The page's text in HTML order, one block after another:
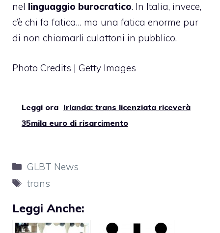
nel linguaggio burocratico. In Italia, invece,
c’è chi fa fatica… ma una fatica enorme pur
di non chiamarli culattoni in pubblico.
Photo Credits | Getty Images
Leggi ora Irlanda: trans licenziata riceverà
35mila euro di risarcimento
Categorie
GLBT News
Tag
trans
Leggi Anche: